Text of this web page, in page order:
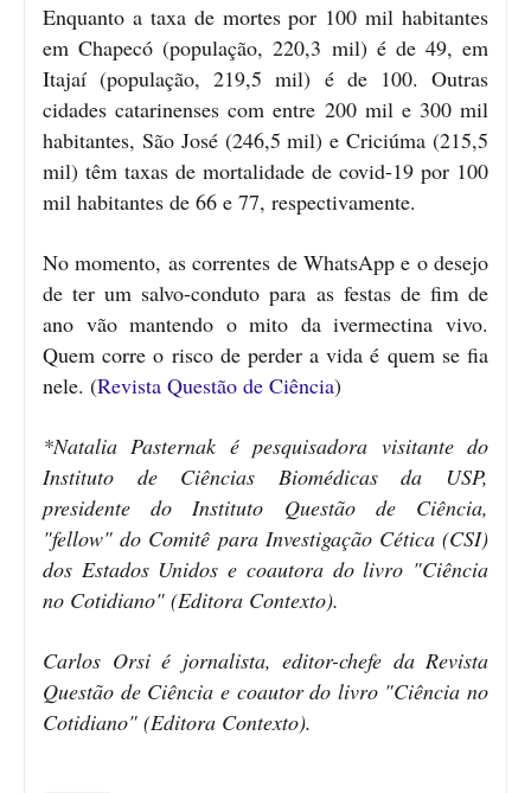
Enquanto a taxa de mortes por 100 mil habitantes
em Chapecó (população, 220,3 mil) é de 49, em
Itajaí (população, 219,5 mil) é de 100. Outras
cidades catarinenses com entre 200 mil e 300 mil
habitantes, São José (246,5 mil) e Criciúma (215,5
mil) têm taxas de mortalidade de covid-19 por 100
mil habitantes de 66 e 77, respectivamente.
No momento, as correntes de WhatsApp e o desejo
de ter um salvo-conduto para as festas de fim de
ano vão mantendo o mito da ivermectina vivo.
Quem corre o risco de perder a vida é quem se fia
nele. (Revista Questão de Ciência)
*Natalia Pasternak é pesquisadora visitante do
Instituto de Ciências Biomédicas da USP,
presidente do Instituto Questão de Ciência,
"fellow" do Comitê para Investigação Cética (CSI)
dos Estados Unidos e coautora do livro "Ciência
no Cotidiano" (Editora Contexto).
Carlos Orsi é jornalista, editor-chefe da Revista
Questão de Ciência e coautor do livro "Ciência no
Cotidiano" (Editora Contexto).